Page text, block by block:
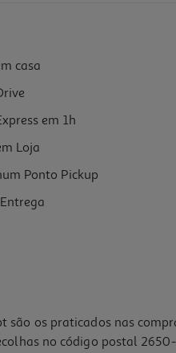
casa
em 1h
Loja
Ponto Pickup
são os praticados nas
no código postal